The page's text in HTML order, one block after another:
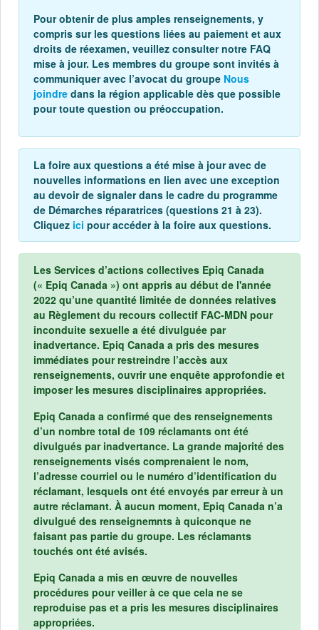
Pour obtenir de plus amples renseignements, y
compris sur les questions liées au paiement et aux
droits de réexamen, veuillez consulter notre FAQ
mise à jour. Les membres du groupe sont invités à
communiquer avec l’avocat du groupe Nous
joindre dans la région applicable dès que possible
pour toute question ou préoccupation.
La foire aux questions a été mise à jour avec de
nouvelles informations en lien avec une exception
au devoir de signaler dans le cadre du programme
de Démarches réparatrices (questions 21 à 23).
Cliquez ici pour accéder à la foire aux questions.
Les Services d’actions collectives Epiq Canada
(« Epiq Canada ») ont appris au début de l'année
2022 qu’une quantité limitée de données relatives
au Règlement du recours collectif FAC-MDN pour
inconduite sexuelle a été divulguée par
inadvertance. Epiq Canada a pris des mesures
immédiates pour restreindre l’accès aux
renseignements, ouvrir une enquête approfondie et
imposer les mesures disciplinaires appropriées.
Epiq Canada a confirmé que des renseignements
d’un nombre total de 109 réclamants ont été
divulgués par inadvertance. La grande majorité des
renseignements visés comprenaient le nom,
l’adresse courriel ou le numéro d’identification du
réclamant, lesquels ont été envoyés par erreur à un
autre réclamant. À aucun moment, Epiq Canada n’a
divulgué des renseignemnts à quiconque ne
faisant pas partie du groupe. Les réclamants
touchés ont été avisés.
Epiq Canada a mis en œuvre de nouvelles
procédures pour veiller à ce que cela ne se
reproduise pas et a pris les mesures disciplinaires
appropriées.